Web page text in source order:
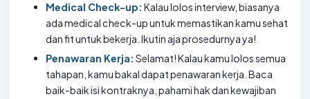
Medical Check-up: Kalau lolos interview, biasanya
ada medical check-up untuk memastikan kamu sehat
dan fit untuk bekerja. Ikutin aja prosedurnya ya!
Penawaran Kerja: Selamat! Kalau kamu lolos semua
tahapan, kamu bakal dapat penawaran kerja. Baca
baik-baik isi kontraknya, pahami hak dan kewajiban